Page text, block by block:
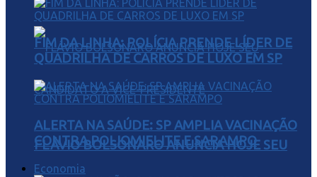
FLÁVIO BOLSONARO ANUNCIA HOJE SEU
FIM DA LINHA: POLÍCIA PRENDE LÍDER DE
QUADRILHA DE CARROS DE LUXO EM SP
ALERTA NA SAÚDE: SP AMPLIA VACINAÇÃO
CONTRA POLIOMIELITE E SARAMPO
Economia